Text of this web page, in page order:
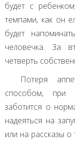
будет с
темпами, как он
будет
человечка. За
четверть
Потеря
способом, при
заботится о
надеяться на
или на рассказы